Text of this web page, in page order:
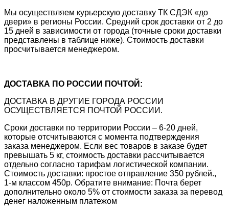
Мы осуществляем курьерскую доставку ТК СДЭК «до
двери» в регионы России. Средний срок доставки от 2 до
15 дней в зависимости от города (точные сроки доставки
представлены в таблице ниже). Стоимость доставки
просчитывается менеджером.
ДОСТАВКА ПО РОССИИ ПОЧТОЙ:
ДОСТАВКА В ДРУГИЕ ГОРОДА РОССИИ
ОСУЩЕСТВЛЯЕТСЯ ПОЧТОЙ РОССИИ.
Сроки доставки по территории России – 6-20 дней,
которые отсчитываются с момента подтверждения
заказа менеджером. Если вес товаров в заказе будет
превышать 5 кг, стоимость доставки рассчитывается
отдельно согласно тарифам логистической компании.
Стоимость доставки: простое отправление 350 рублей.,
1-м классом 450р. Обратите внимание: Почта берет
дополнительно около 5% от стоимости заказа за перевод
денег наложенным платежом